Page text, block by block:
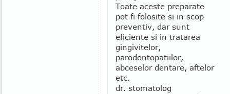
Toate aceste preparate
pot fi folosite si in scop
preventiv, dar sunt
eficiente si in tratarea
gingivitelor,
parodontopatiilor,
abceselor dentare, aftelor
etc.
dr. stomatolog